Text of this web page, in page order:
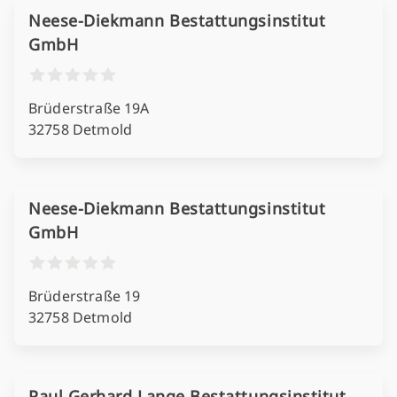
Neese-Diekmann Bestattungsinstitut
GmbH
Brüderstraße 19A
32758 Detmold
Neese-Diekmann Bestattungsinstitut
GmbH
Brüderstraße 19
32758 Detmold